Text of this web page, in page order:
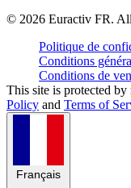
© 2026 Euractiv FR.
Politique de
Conditions
Conditions de
This site is protected
Policy and Terms of
Français